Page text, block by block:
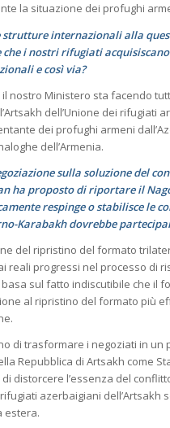
la situazione dei profughi
strutture internazionali alla
che i nostri rifugiati
e così via?
nostro Ministero sta facendo
dell’Unione dei rifugiati
dei profughi armeni
dell’Armenia.
sulla soluzione del
ha proposto di riportare il
respinge o stabilisce le
Karabakh dovrebbe
del ripristino del formato
reali progressi nel processo di
sul fatto indiscutibile che il
al ripristino del formato più
di trasformare i negoziati in
Repubblica di Artsakh come
distorcere l’essenza del
azerbaigiani dell’Artsakh
estera.